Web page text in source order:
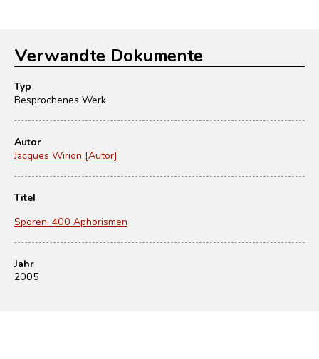
Verwandte Dokumente
Typ
Besprochenes Werk
Autor
Jacques Wirion [Autor]
Titel
Sporen. 400 Aphorismen
Jahr
2005